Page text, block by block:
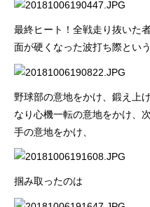
最終ヒート！全戦走り抜いた
面が硬くなった波打ち際とい
野球部の意地をかけ、鍛え上
なり心機一転の意地をかけ、
手の意地をかけ、
掴み取ったのは